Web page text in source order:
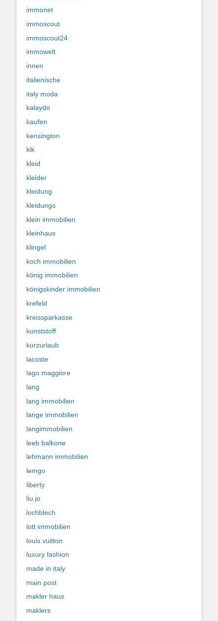
immonet
immoscout
immoscout24
immowelt
innen
italienische
italy moda
kalaydo
kaufen
kensington
kik
kleid
kleider
kleidung
kleidungs
klein immobilien
kleinhaus
klingel
koch immobilien
könig immobilien
königskinder immobilien
krefeld
kreissparkasse
kunststoff
kurzurlaub
lacoste
lago maggiore
lang
lang immobilien
lange immobilien
langimmobilien
leeb balkone
lehmann immobilien
lemgo
liberty
liu jo
lochblech
lott immobilien
louis vuitton
luxury fashion
made in italy
main post
makler haus
maklers